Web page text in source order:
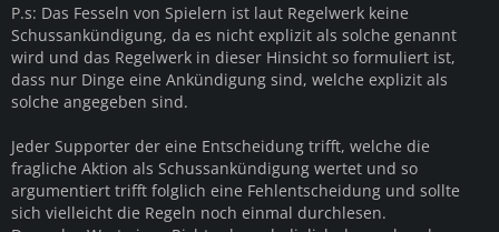
P.s: Das Fesseln von Spielern ist laut Regelwerk keine
Schussankündigung, da es nicht explizit als solche genannt
wird und das Regelwerk in dieser Hinsicht so formuliert ist,
dass nur Dinge eine Ankündigung sind, welche explizit als
solche angegeben sind.
Jeder Supporter der eine Entscheidung trifft, welche die
fragliche Aktion als Schussankündigung wertet und so
argumentiert trifft folglich eine Fehlentscheidung und sollte
sich vielleicht die Regeln noch einmal durchlesen.